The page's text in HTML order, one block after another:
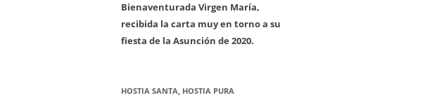
Bienaventurada Virgen María,
recibida la carta muy en torno a su
fiesta de la Asunción de 2020.
HOSTIA SANTA, HOSTIA PURA